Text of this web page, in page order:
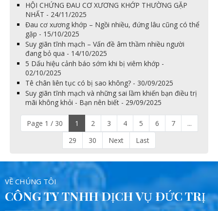
HỘI CHỨNG ĐAU CƠ XƯƠNG KHỚP THƯỜNG GẶP
NHẤT - 24/11/2025
Đau cơ xương khớp – Ngồi nhiều, đứng lâu cũng có thể
gặp - 15/10/2025
Suy giãn tĩnh mạch – Vấn đề âm thầm nhiều người
đang bỏ qua - 14/10/2025
5 Dấu hiệu cảnh báo sớm khi bị viêm khớp -
02/10/2025
Tê chân liên tục có bị sao không? - 30/09/2025
Suy giãn tĩnh mạch và những sai lầm khiến bạn điều trị
mãi không khỏi - Bạn nên biết - 29/09/2025
Page 1 / 30 1 2 3 4 5 6 7
...
29
30 Next Last
VỀ CHÚNG TÔI
CÔNG TY TNHH DỊCH VỤ ĐỨC TRỊ